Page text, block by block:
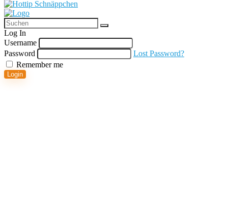
Log In
Username
Password
Lost Password?
Remember me
Login